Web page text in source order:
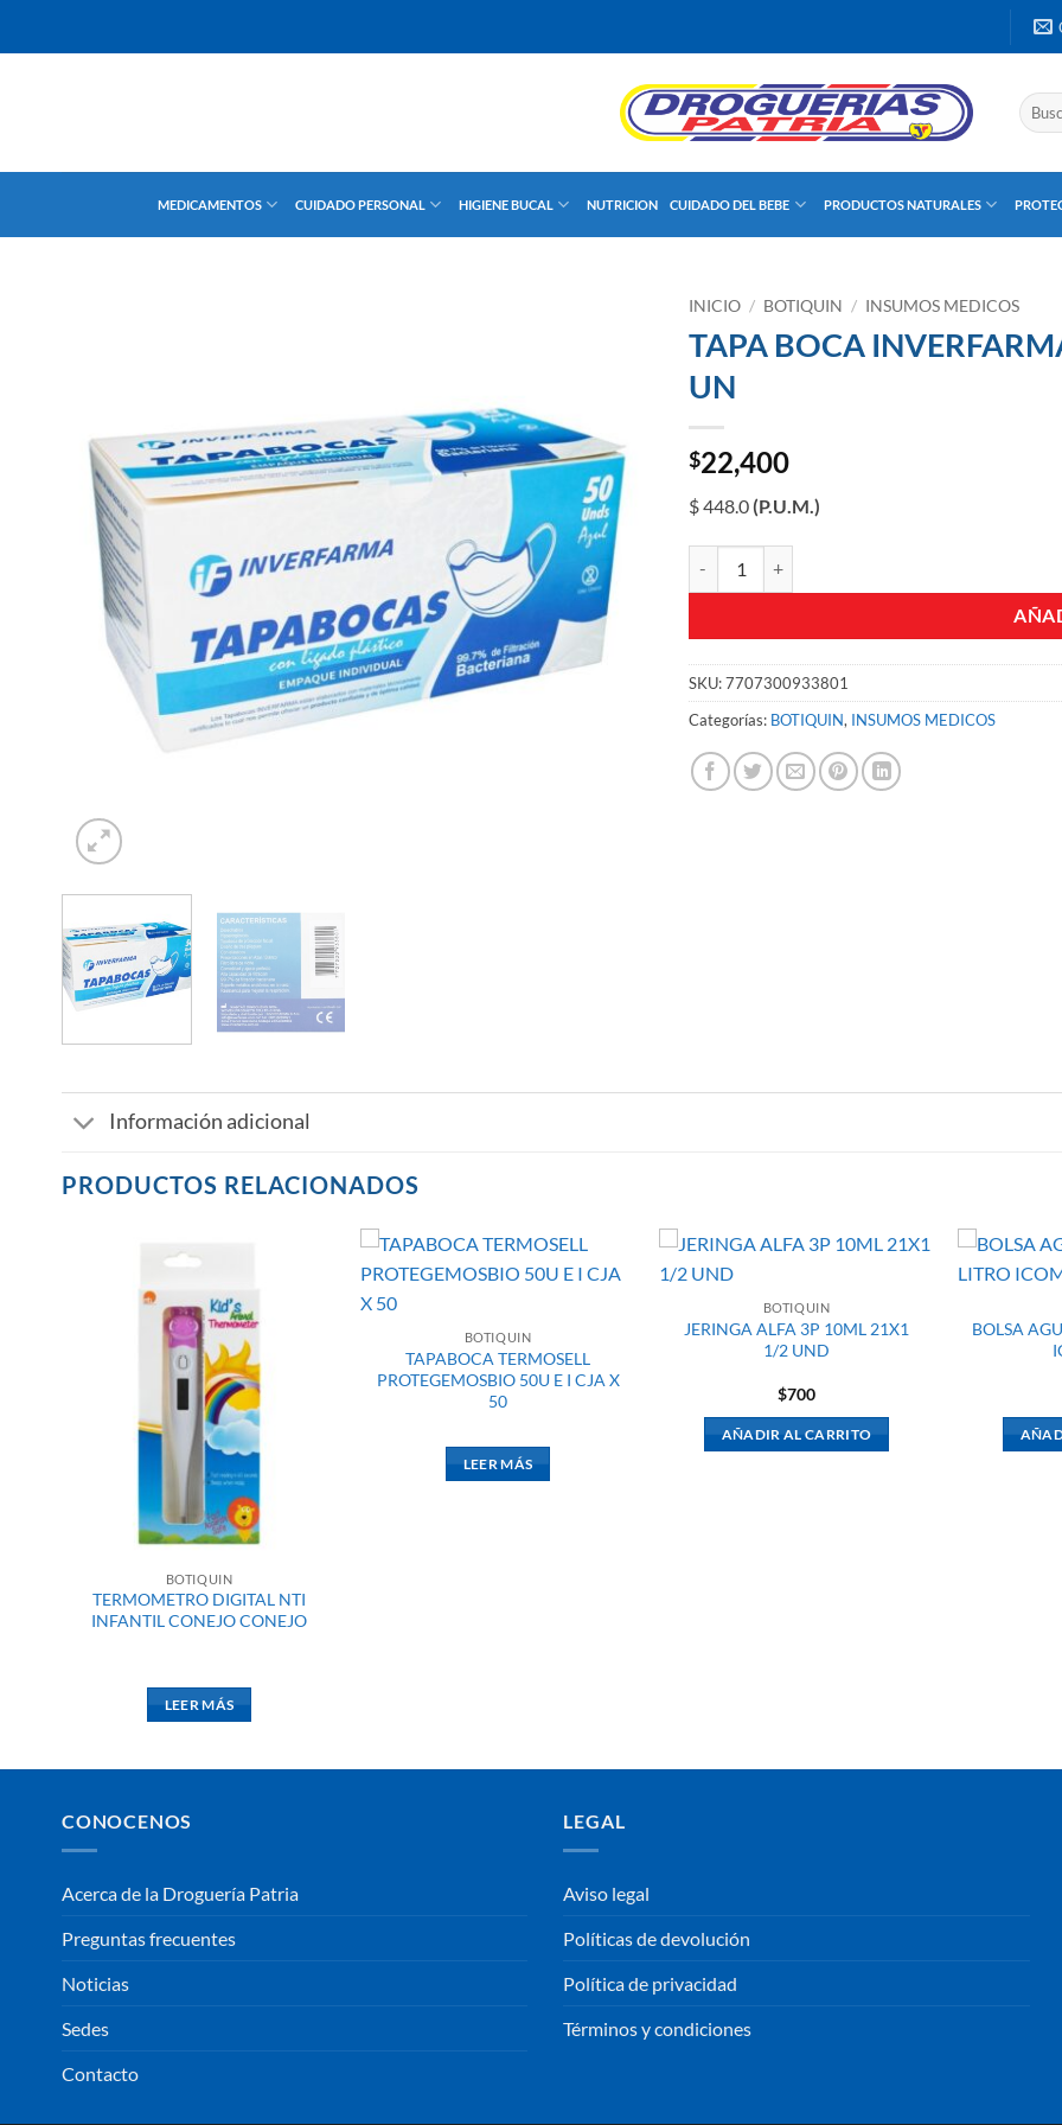
Buscar
por:
MEDICAMENTOS CUIDADO PERSONAL HIGIENE BUCAL NUTRICION CUIDADO DEL BEBE PRODUCTOS NATURALES
INICIO / BOTIQUIN / INSUMOS MEDICOS
TAPA BOCA
UN
$22,400
$ 448.0(P.U.M.)
SKU:7707300933801
Categorías: BOTIQUIN, INSUMOS MEDICOS
Información adicional
PRODUCTOS RELACIONADOS
BOTIQUIN
TERMOMETRO DIGITAL NTI
INFANTIL CONEJO CONEJO
LEER MÁS
BOTIQUIN
TAPABOCA TERMOSELL
PROTEGEMOSBIO 50U E I CJA X
50
LEER MÁS
BOTIQUIN
JERINGA ALFA 3P 10ML 21X1
1/2 UND
$700
AÑADIR AL CARRITO
BOLSA
CONOCENOS
Acerca de la Droguería Patria
Preguntas frecuentes
Noticias
Sedes
Contacto
LEGAL
Aviso legal
Políticas de devolución
Política de privacidad
Términos y condiciones